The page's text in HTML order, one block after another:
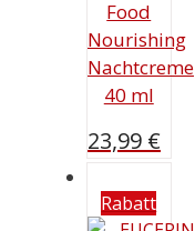
Food
Nourishing
Nachtcreme
40 ml
23,99 €
Rabatt